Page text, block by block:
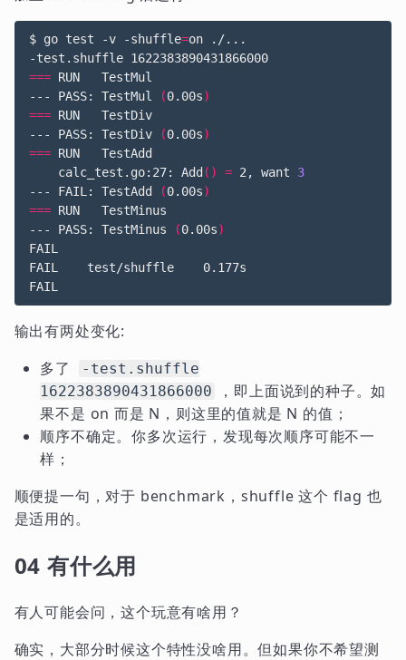
$ go test -v -shuffle=on ./...
-test.shuffle 1622383890431866000
=== RUN   TestMul
--- PASS: TestMul
(0.00s)
=== RUN   TestDiv
--- PASS: TestDiv
(0.00s)
=== RUN   TestAdd
    calc_test.go:27: Add
() = 2, want 3
--- FAIL: TestAdd
(0.00s)
=== RUN   TestMinus
--- PASS: TestMinus
(0.00s)
FAIL
FAIL	test/shuffle	0.177s
输出有两处变化:
多了
-test.shuffle
1622383890431866000
，即上面说到的种子。如
果不是 on 而是 N，则这里的值就是 N 的值；
顺序不确定。你多次运行，发现每次顺序可能不一
样；
顺便提一句，对于 benchmark，shuffle 这个 flag 也
是适用的。
04 有什么用
有人可能会问，这个玩意有啥用？
确实，大部分时候这个特性没啥用。但如果你不希望测